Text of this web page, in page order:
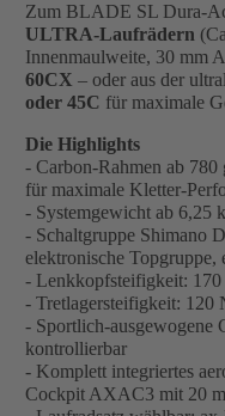
Zum BLADE SL Dura-
ULTRA-Laufrädern
Innenmaulweite, 30 mm
60CX – oder aus der
oder 45C für maximale
Die Highlights
- Carbon-Rahmen ab
für maximale Kletter-
- Systemgewicht ab 6,25
- Schaltgruppe Shimano
elektronische
- Lenkkopfsteifigkeit: 170
- Tretlagersteifigkeit: 120
- Sportlich-ausgewogene
kontrollierbar
- Komplett integriertes
Cockpit AXAC3 mit 20